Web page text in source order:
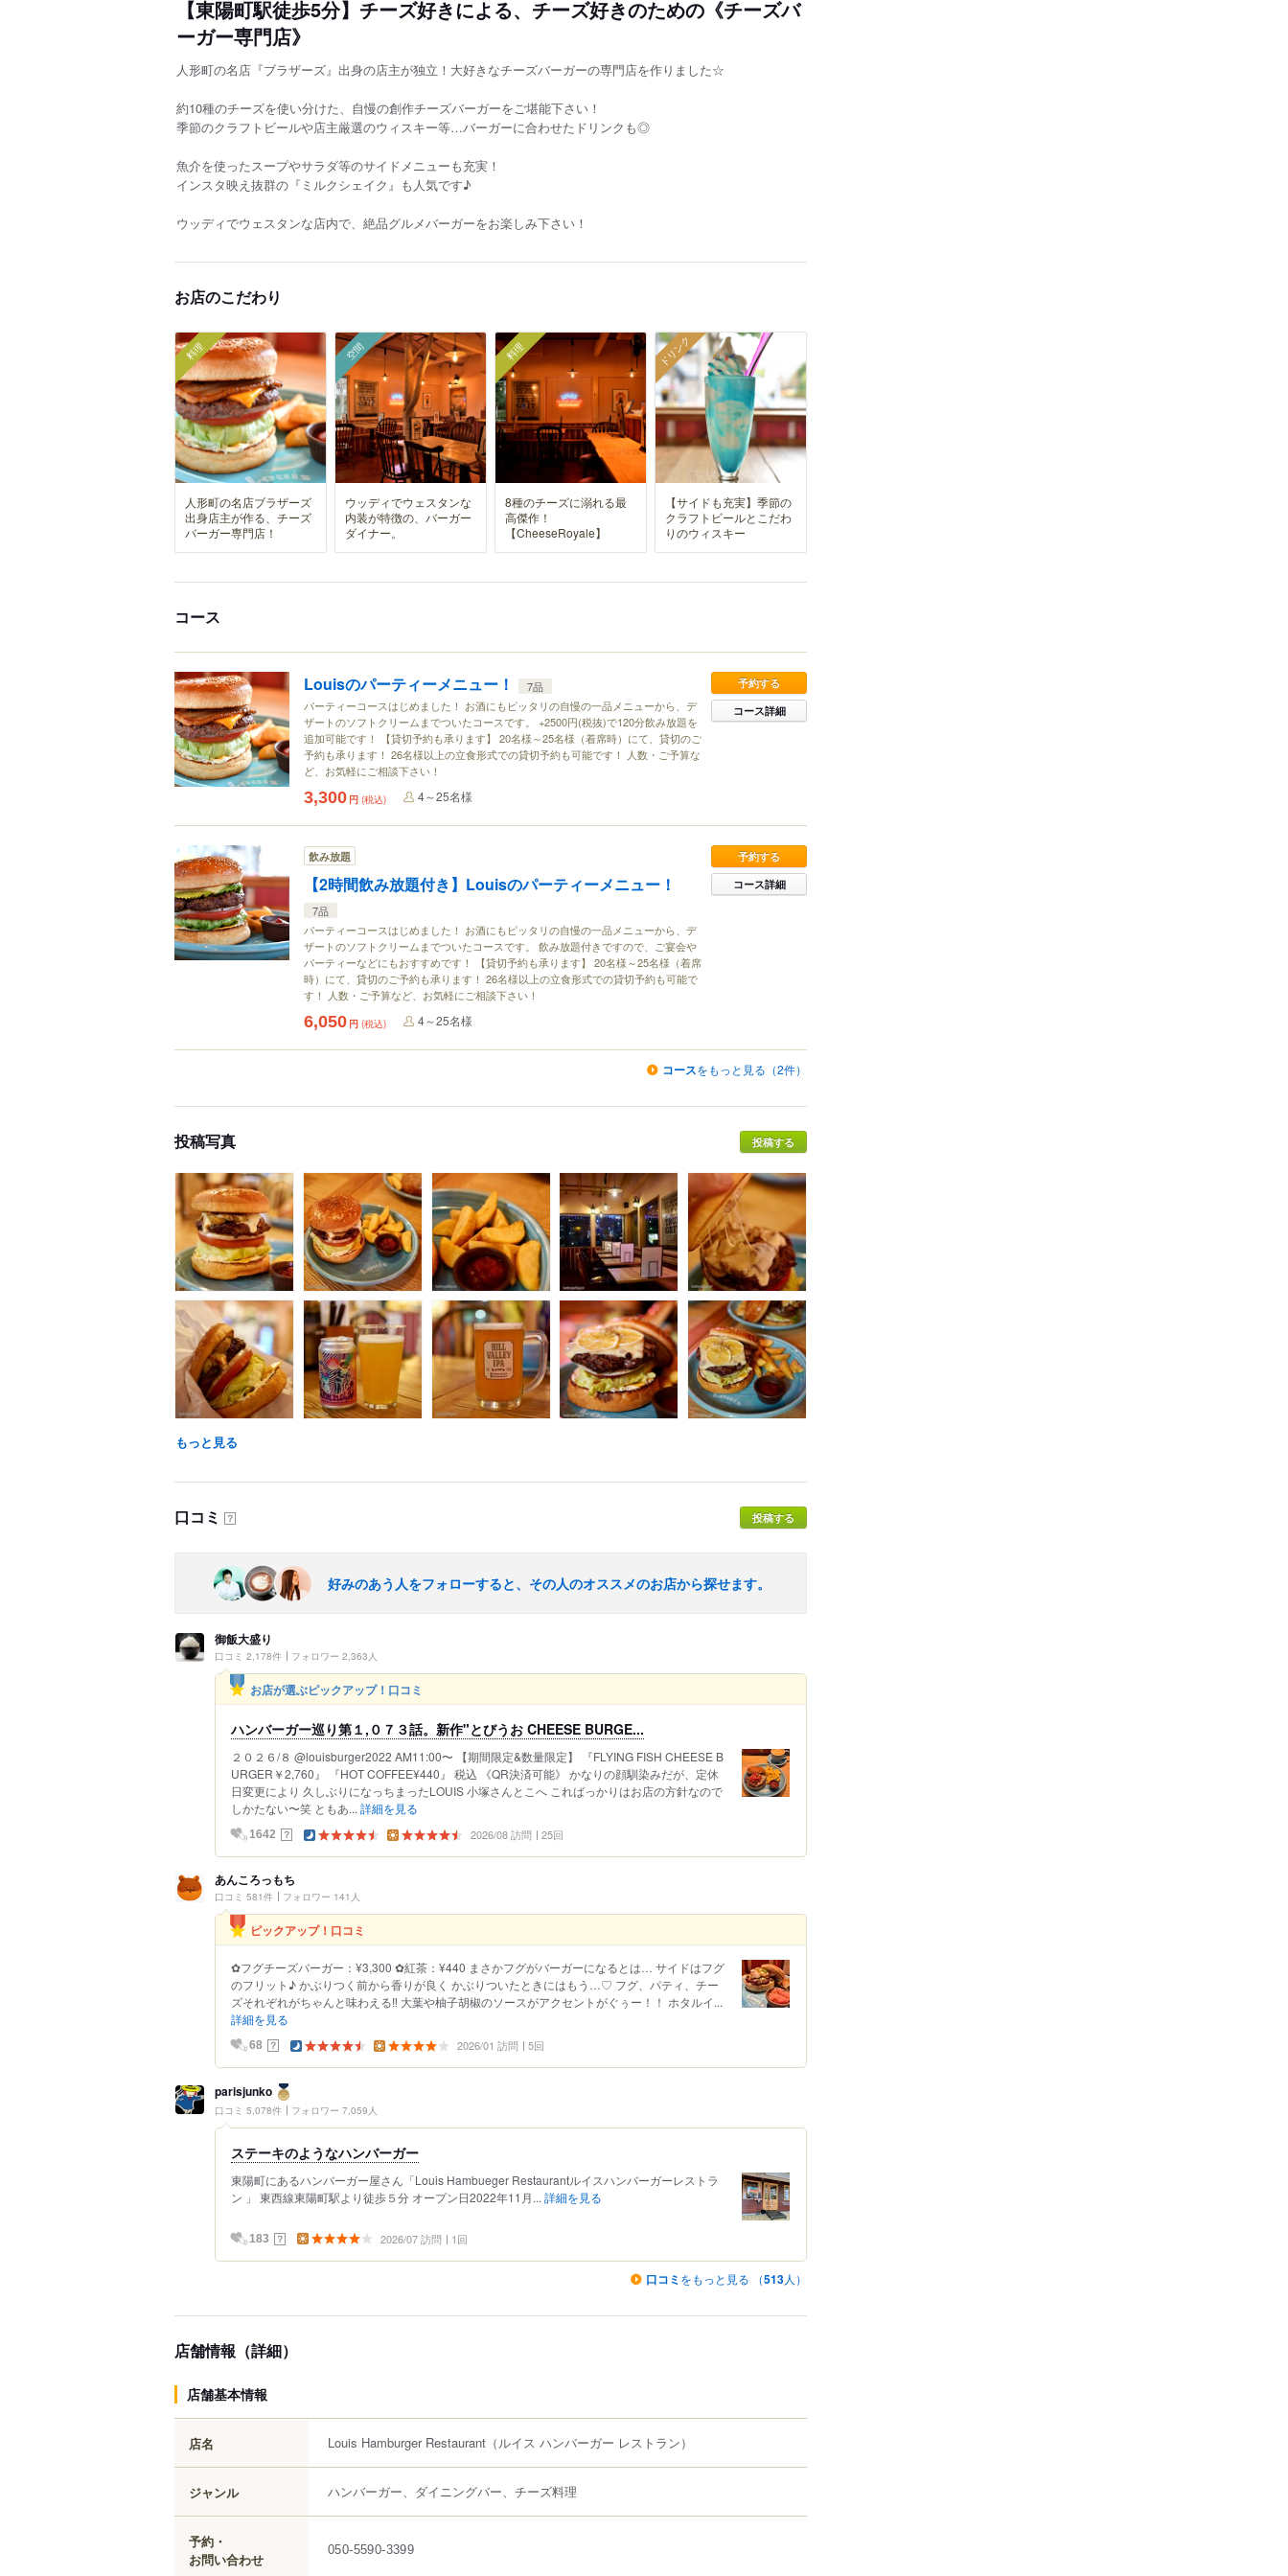
【東陽町駅徒歩5分】チーズ好きによる、チーズ好きのための《チーズバ
ーガー専門店》
人形町の名店『ブラザーズ』出身の店主が独立！大好きなチーズバーガーの専門店を作りました☆
約10種のチーズを使い分けた、自慢の創作チーズバーガーをご堪能下さい！
季節のクラフトビールや店主厳選のウィスキー等…バーガーに合わせたドリンクも◎
魚介を使ったスープやサラダ等のサイドメニューも充実！
インスタ映え抜群の『ミルクシェイク』も人気です♪
ウッディでウェスタンな店内で、絶品グルメバーガーをお楽しみ下さい！
お店のこだわり
料理
人形町の名店ブラザーズ
出身店主が作る、チーズ
バーガー専門店！
空間
ウッディでウェスタンな
内装が特徴の、バーガー
ダイナー。
料理
8種のチーズに溺れる最
高傑作！
【CheeseRoyale】
ドリンク
【サイドも充実】季節の
クラフトビールとこだわ
りのウィスキー
コース
Louisのパーティーメニュー！
7品
パーティーコースはじめました！ お酒にもピッタリの自慢の一品メニューから、デ
ザートのソフトクリームまでついたコースです。 +2500円(税抜)で120分飲み放題を
追加可能です！ 【貸切予約も承ります】 20名様～25名様（着席時）にて、貸切のご
予約も承ります！ 26名様以上の立食形式での貸切予約も可能です！ 人数・ご予算な
ど、お気軽にご相談下さい！
予約する
コース詳細
3,300 円 (税込) 4～25名様
飲み放題
【2時間飲み放題付き】Louisのパーティーメニュー！
7品
パーティーコースはじめました！ お酒にもピッタリの自慢の一品メニューから、デ
ザートのソフトクリームまでついたコースです。 飲み放題付きですので、ご宴会や
パーティーなどにもおすすめです！ 【貸切予約も承ります】 20名様～25名様（着席
時）にて、貸切のご予約も承ります！ 26名様以上の立食形式での貸切予約も可能で
す！ 人数・ご予算など、お気軽にご相談下さい！
予約する
コース詳細
6,050 円 (税込) 4～25名様
コースをもっと見る（2件）
投稿写真 投稿する
もっと見る
口コミ ？ 投稿する
好みのあう人をフォローすると、その人のオススメのお店から探せます。
御飯大盛り
口コミ 2,178件 フォロワー 2,363人
お店が選ぶピックアップ！口コミ
ハンバーガー巡り第１,０７３話。新作"とびうお CHEESE BURGE...
２０２６/８ @louisburger2022 AM11:00〜 【期間限定&数量限定】 『FLYING FISH CHEESE B
URGER￥2,760』 『HOT COFFEE¥440』 税込 《QR決済可能》 かなりの顔馴染みだが、定休
日変更により 久しぶりになっちまったLOUIS 小塚さんとこへ こればっかりはお店の方針なので
しかたない〜笑 ともあ... 詳細を見る
1642 ？ 2026/08 訪問 25回
あんころっもち
口コミ 581件 フォロワー 141人
ピックアップ！口コミ
✿フグチーズバーガー：¥3,300 ✿紅茶：¥440 まさかフグがバーガーになるとは… サイドはフグ
のフリット♪ かぶりつく前から香りが良く かぶりついたときにはもう…♡ フグ、パティ、チー
ズそれぞれがちゃんと味わえる‼︎ 大葉や柚子胡椒のソースがアクセントがぐぅー！！ ホタルイ...
詳細を見る
68 ？ 2026/01 訪問 5回
parisjunko
口コミ 5,078件 フォロワー 7,059人
ステーキのようなハンバーガー
東陽町にあるハンバーガー屋さん「Louis Hambueger Restaurantルイスハンバーガーレストラ
ン 」 東西線東陽町駅より徒歩５分 オープン日2022年11月... 詳細を見る
183 ？ 2026/07 訪問 1回
口コミ をもっと見る （513人）
店舗情報（詳細）
店舗基本情報
店名 Louis Hamburger Restaurant （ルイス ハンバーガー レストラン）
ジャンル ハンバーガー、ダイニングバー、チーズ料理
予約・
お問い合わせ
050-5590-3399